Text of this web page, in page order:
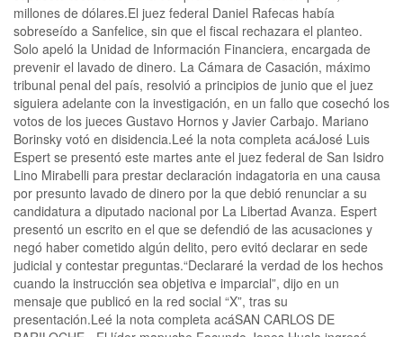
millones de dólares.El juez federal Daniel Rafecas había
sobreseído a Sanfelice, sin que el fiscal rechazara el planteo.
Solo apeló la Unidad de Información Financiera, encargada de
prevenir el lavado de dinero. La Cámara de Casación, máximo
tribunal penal del país, resolvió a principios de junio que el juez
siguiera adelante con la investigación, en un fallo que cosechó los
votos de los jueces Gustavo Hornos y Javier Carbajo. Mariano
Borinsky votó en disidencia.Leé la nota completa acáJosé Luis
Espert se presentó este martes ante el juez federal de San Isidro
Lino Mirabelli para prestar declaración indagatoria en una causa
por presunto lavado de dinero por la que debió renunciar a su
candidatura a diputado nacional por La Libertad Avanza. Espert
presentó un escrito en el que se defendió de las acusaciones y
negó haber cometido algún delito, pero evitó declarar en sede
judicial y contestar preguntas.“Declararé la verdad de los hechos
cuando la instrucción sea objetiva e imparcial”, dijo en un
mensaje que publicó en la red social “X”, tras su
presentación.Leé la nota completa acáSAN CARLOS DE